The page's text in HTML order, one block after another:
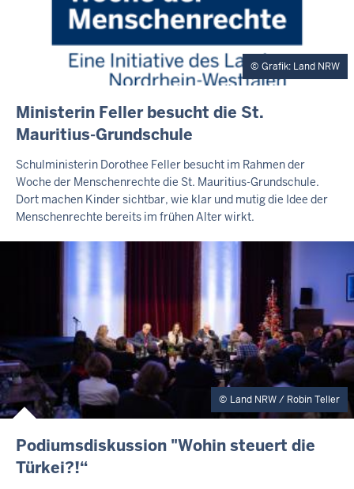
Grafik: Land NRW
I
H
L
T
S
S
I
Ministerin Feller besucht die St.
Mauritius-Grundschule
Schulministerin Dorothee Feller besucht im Rahmen der
Woche der Menschenrechte die St. Mauritius-Grundschule.
Dort machen Kinder sichtbar, wie klar und mutig die Idee der
Menschenrechte bereits im frühen Alter wirkt.
Land NRW / Robin Teller
I
H
Podiumsdiskussion "Wohin steuert die
Türkei?!“